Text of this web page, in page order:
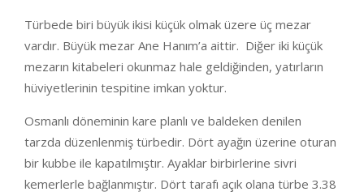
Türbede biri büyük ikisi küçük olmak üzere üç mezar
vardır. Büyük mezar Ane Hanım’a aittir. Diğer iki küçük
mezarın kitabeleri okunmaz hale geldiğinden, yatırların
hüviyetlerinin tespitine imkan yoktur.
Osmanlı döneminin kare planlı ve baldeken denilen
tarzda düzenlenmiş türbedir. Dört ayağın üzerine oturan
bir kubbe ile kapatılmıştır. Ayaklar birbirlerine sivri
kemerlerle bağlanmıştır. Dört tarafı açık olana türbe 3.38